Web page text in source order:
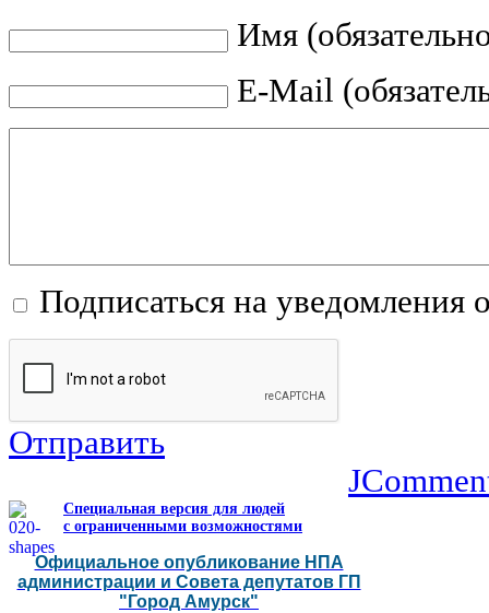
Имя
E-Mail
Подписаться на уведомления
Отправить
Специальная версия для людей
с ограниченными возможностями
Официальное опубликование НПА
администрации и Совета депутатов ГП
"Город Амурск"